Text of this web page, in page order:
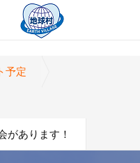
予定
があります！